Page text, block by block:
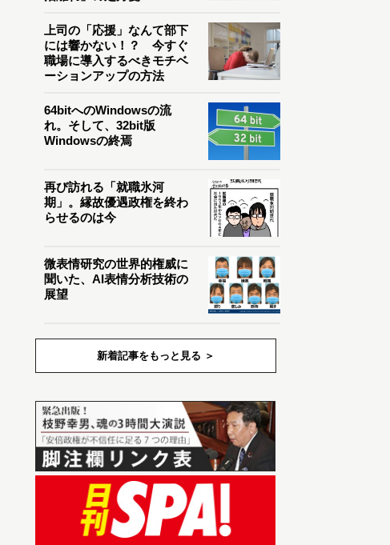
上司の「応援」なんて部下
には響かない！？ 今すぐ
職場に導入するべきモチベ
ーションアップの方法
64bitへのWindowsの流
れ。そして、32bit版
Windowsの終焉
再び訪れる「就職氷河
期」。縁故優遇政権を終わ
らせるのは今
微表情研究の世界的権威に
聞いた、AI表情分析技術の
展望
新着記事をもっと見る